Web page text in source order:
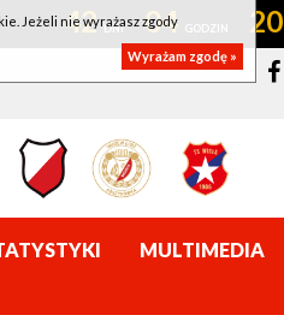
42 04 20
MULTIMEDIA
Jeżeli nie wyrażasz zgody
Wyrażam zgodę »